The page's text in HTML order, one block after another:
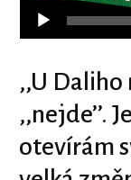
‚‚U
otevírám